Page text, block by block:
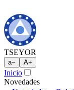
TSEYOR
a− A+
Inicio
Novedades